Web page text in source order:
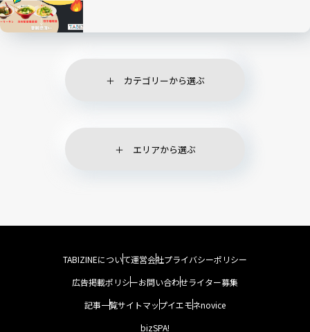
カテゴリーから選ぶ
エリアから選ぶ
TABIZINEについて運営会社プライバシーポリシー
広告掲載ポリシーお問い合わせライター募集
記事一覧サイトマップイエモネnovice
bizSPA!